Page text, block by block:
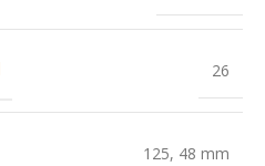
26
125, 48 mm